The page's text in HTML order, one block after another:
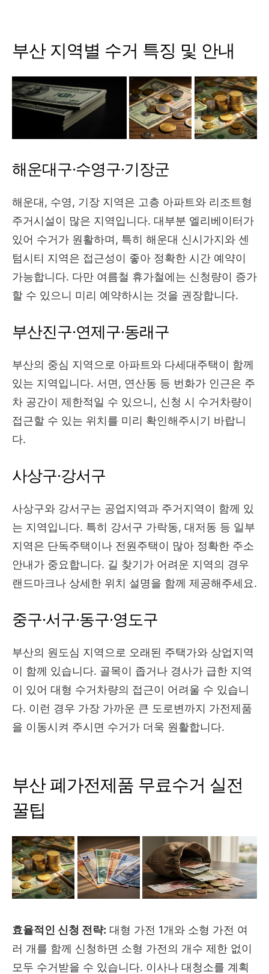
부산 지역별 수거 특징 및 안내
해운대구·수영구·기장군
해운대, 수영, 기장 지역은 고층 아파트와 리조트형
주거시설이 많은 지역입니다. 대부분 엘리베이터가
있어 수거가 원활하며, 특히 해운대 신시가지와 센
텀시티 지역은 접근성이 좋아 정확한 시간 예약이
가능합니다. 다만 여름철 휴가철에는 신청량이 증가
할 수 있으니 미리 예약하시는 것을 권장합니다.
부산진구·연제구·동래구
부산의 중심 지역으로 아파트와 다세대주택이 함께
있는 지역입니다. 서면, 연산동 등 번화가 인근은 주
차 공간이 제한적일 수 있으니, 신청 시 수거차량이
접근할 수 있는 위치를 미리 확인해주시기 바랍니
다.
사상구·강서구
사상구와 강서구는 공업지역과 주거지역이 함께 있
는 지역입니다. 특히 강서구 가락동, 대저동 등 일부
지역은 단독주택이나 전원주택이 많아 정확한 주소
안내가 중요합니다. 길 찾기가 어려운 지역의 경우
랜드마크나 상세한 위치 설명을 함께 제공해주세요.
중구·서구·동구·영도구
부산의 원도심 지역으로 오래된 주택가와 상업지역
이 함께 있습니다. 골목이 좁거나 경사가 급한 지역
이 있어 대형 수거차량의 접근이 어려울 수 있습니
다. 이런 경우 가장 가까운 큰 도로변까지 가전제품
을 이동시켜 주시면 수거가 더욱 원활합니다.
부산 폐가전제품 무료수거 실전
꿀팁
효율적인 신청 전략: 대형 가전 1개와 소형 가전 여
러 개를 함께 신청하면 소형 가전의 개수 제한 없이
모두 수거받을 수 있습니다. 이사나 대청소를 계획